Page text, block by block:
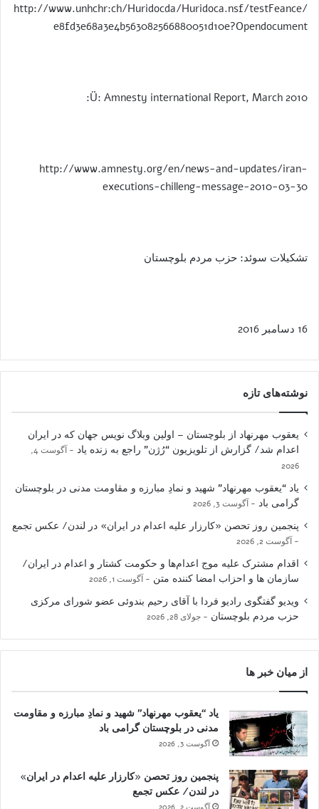
http://www.unhchr:ch/Huridocda/Huridoca.nsf/testFeance/
e8fd3e68a3e4b563082566880051d10e?Opendocument
Ü: Amnesty international Report, March 2010:
http://www.amnesty.org/en/news-and-updates/iran-
executions-chilleng-message-2010-03-30
تشکیلات سوئد: حزب مردم بلوچستان
16 دسامبر 2016
نوشته‌های تازه
یعقوب مهرنهاد از بلوچستان – اولین وبلاگ نویس جهان که در ایران
اعدام شد/ گزارش از تلویزیون “رُژن” راجع به زنده یاد
آگوست 4,
2026
یاد “یعقوب مهرنهاد” شهید و نمادِ مبارزه و مقاومت مدنی در بلوچستان
گرامی باد
آگوست 3, 2026
پنجمین روز تحصن «کارزار علیه اعدام در ایران» در لندن/ عکس تجمع
آگوست 2, 2026
اقدام مشترک علیه موج اعدام‌ها و حکومت کشتار و اعدام در ایران/
سازمان ها و احزاب امضا کننده متن
آگوست 1, 2026
ویدیو گفتگوی رادیو فردا با آقای رحیم بندوئی عضو شورای مرکزی
حزب مردم بلوچستان
جولای 28, 2026
از میان خبر ها
یاد “یعقوب مهرنهاد” شهید و نمادِ مبارزه و مقاومت
مدنی در بلوچستان گرامی باد
آگوست 3, 2026
پنجمین روز تحصن «کارزار علیه اعدام در ایران»
در لندن/ عکس تجمع